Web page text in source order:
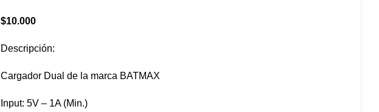
$10.000
Descripción:
Cargador Dual de la marca BATMAX
Input: 5V – 1A (Min.)